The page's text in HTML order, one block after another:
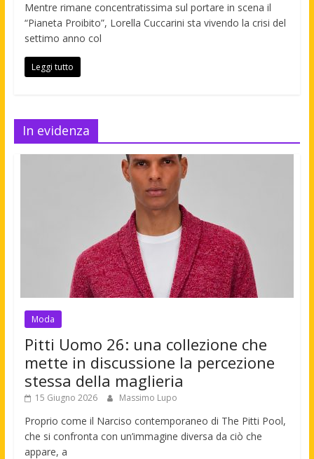
Mentre rimane concentratissima sul portare in scena il
“Pianeta Proibito”, Lorella Cuccarini sta vivendo la crisi del
settimo anno col
Leggi tutto
In evidenza
Moda
Pitti Uomo 26: una collezione che
mette in discussione la percezione
stessa della maglieria
15 Giugno 2026 Massimo Lupo
Proprio come il Narciso contemporaneo di The Pitti Pool,
che si confronta con un’immagine diversa da ciò che
appare, a